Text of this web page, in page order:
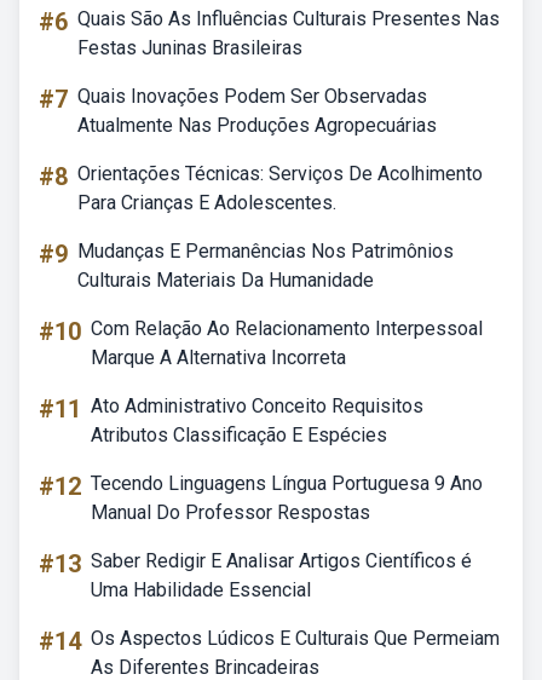
#6 Quais São As Influências Culturais Presentes Nas
Festas Juninas Brasileiras
#7 Quais Inovações Podem Ser Observadas
Atualmente Nas Produções Agropecuárias
#8 Orientações Técnicas: Serviços De Acolhimento
Para Crianças E Adolescentes.
#9 Mudanças E Permanências Nos Patrimônios
Culturais Materiais Da Humanidade
#10 Com Relação Ao Relacionamento Interpessoal
Marque A Alternativa Incorreta
#11 Ato Administrativo Conceito Requisitos
Atributos Classificação E Espécies
#12 Tecendo Linguagens Língua Portuguesa 9 Ano
Manual Do Professor Respostas
#13 Saber Redigir E Analisar Artigos Científicos é
Uma Habilidade Essencial
#14 Os Aspectos Lúdicos E Culturais Que Permeiam
As Diferentes Brincadeiras